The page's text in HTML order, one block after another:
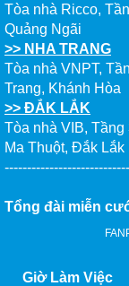
Tòa nhà Ricco,
Quảng Ngãi
>> NHA TRANG
Tòa nhà VNPT,
Trang, Khánh Hòa
>> ĐẮK LẮK
Tòa nhà VIB,
Ma Thuột, Đắk Lắk
Tổng đài miễn
Giờ Làm Việc